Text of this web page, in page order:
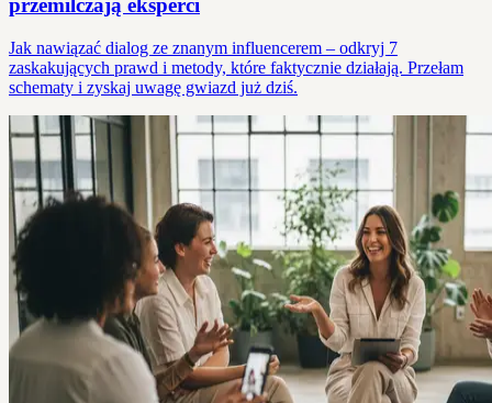
przemilczają eksperci
Jak nawiązać dialog ze znanym influencerem – odkryj 7
zaskakujących prawd i metody, które faktycznie działają. Przełam
schematy i zyskaj uwagę gwiazd już dziś.